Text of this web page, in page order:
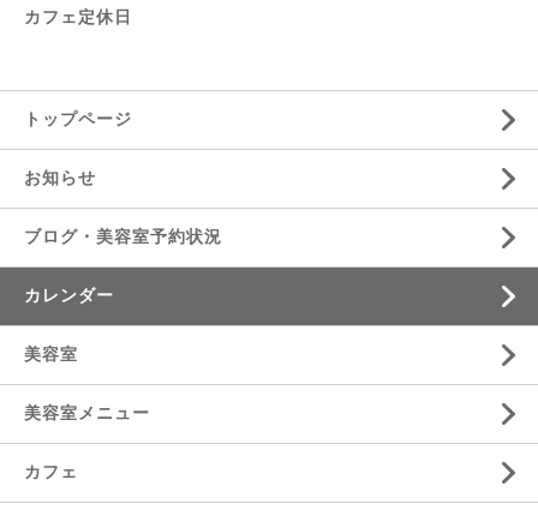
カフェ定休日
トップページ
お知らせ
ブログ・美容室予約状況
カレンダー
美容室
美容室メニュー
カフェ